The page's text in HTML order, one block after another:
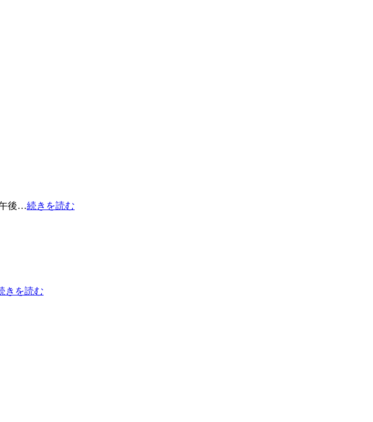
後…続きを読む
きを読む